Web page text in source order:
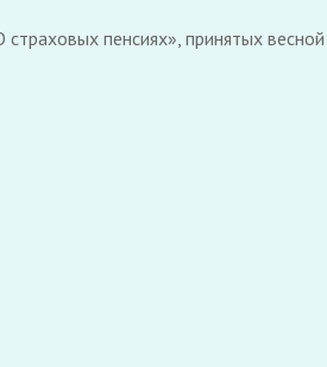
пенсиях», принятых